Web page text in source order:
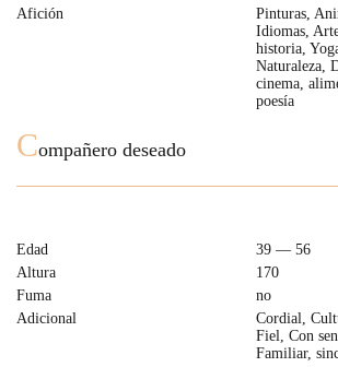
Afición
Pinturas,
Idiomas,
historia,
Naturaleza,
cinema,
poesía
Compañero deseado
Edad
39 — 56
Altura
170
Fuma
no
Adicional
Cordial,
Fiel, Con
Familiar,